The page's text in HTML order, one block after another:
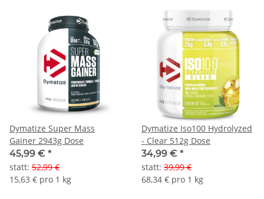
Dymatize Super Mass
Gainer 2943g Dose
45,99 € *
statt: 52,99 €
15,63 € pro 1 kg
Dymatize Iso100 Hydrolyzed
- Clear 512g Dose
34,99 € *
statt: 39,99 €
68,34 € pro 1 kg